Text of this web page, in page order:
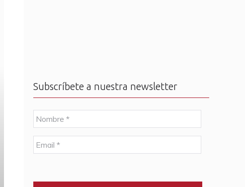
Subscríbete a nuestra newsletter
N
o
m
b
r
E
m
l